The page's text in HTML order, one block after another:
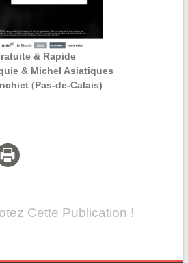
& Rapide
& Michel Asiatiques
(Pas-de-Calais)
Cette Publication !